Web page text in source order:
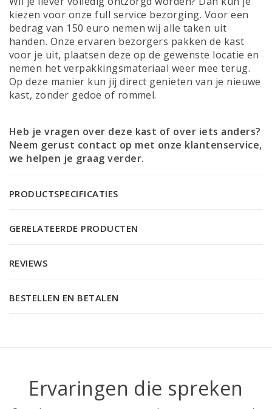
kiezen voor onze full service bezorging. Voor een
bedrag van 150 euro nemen wij alle taken uit
handen. Onze ervaren bezorgers pakken de kast
voor je uit, plaatsen deze op de gewenste locatie en
nemen het verpakkingsmateriaal weer mee terug.
Op deze manier kun jij direct genieten van je nieuwe
kast, zonder gedoe of rommel.
Heb je vragen over deze kast of over iets anders?
Neem gerust contact op met onze klantenservice,
we helpen je graag verder.
PRODUCTSPECIFICATIES
GERELATEERDE PRODUCTEN
REVIEWS
BESTELLEN EN BETALEN
Ervaringen die spreken